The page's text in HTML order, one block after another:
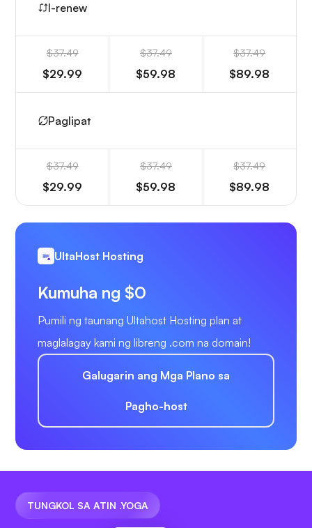
I-renew
$37.49
$29.99
$37.49
$59.98
$37.49
$89.98
Paglipat
$37.49
$29.99
$37.49
$59.98
$37.49
$89.98
UltaHost Hosting
Kumuha ng $0
Pumili ng taunang Ultahost Hosting plan at
maglalagay kami ng libreng .com na domain!
Galugarin ang Mga Plano sa
Pagho-host
TUNGKOL SA ATIN .YOGA